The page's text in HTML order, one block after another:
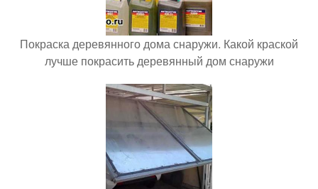
Покраска деревянного дома снаружи. Какой краской
лучше покрасить деревянный дом снаружи